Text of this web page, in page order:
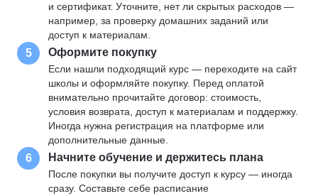
и сертификат. Уточните, нет ли скрытых расходов —
например, за проверку домашних заданий или
доступ к материалам.
5 Оформите покупку
Если нашли подходящий курс — переходите на сайт
школы и оформляйте покупку. Перед оплатой
внимательно прочитайте договор: стоимость,
условия возврата, доступ к материалам и поддержку.
Иногда нужна регистрация на платформе или
дополнительные данные.
6 Начните обучение и держитесь плана
После покупки вы получите доступ к курсу — иногда
сразу. Составьте себе расписание